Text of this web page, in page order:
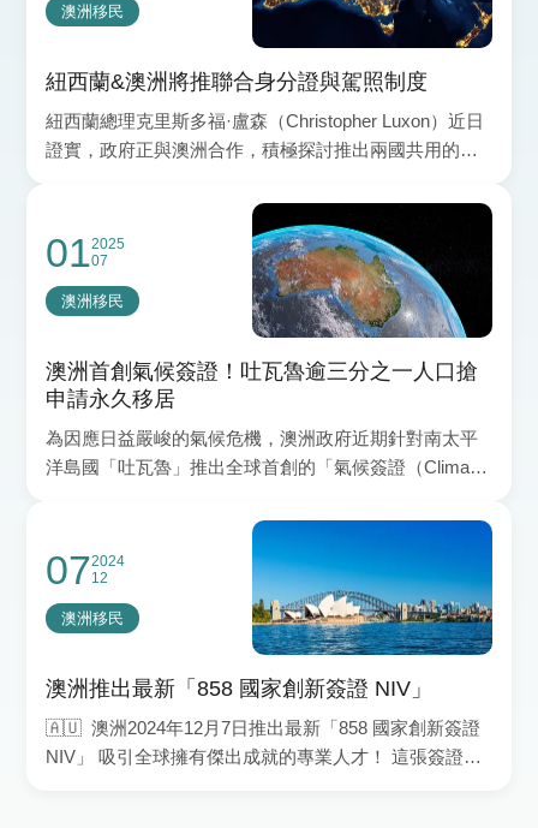
澳洲移民
紐西蘭&澳洲將推聯合身分證與駕照制度
紐西蘭總理克里斯多福·盧森（Christopher Luxon）近日
證實，政府正與澳洲合作，積極探討推出兩國共用的身
012025
07
澳洲移民
澳洲首創氣候簽證！吐瓦魯逾三分之一人口搶
申請永久移居
為因應日益嚴峻的氣候危機，澳洲政府近期針對南太平
洋島國「吐瓦魯」推出全球首創的「氣候簽證（Climate
072024
12
澳洲移民
澳洲推出最新「858 國家創新簽證 NIV」
🇦🇺 澳洲2024年12月7日推出最新「858 國家創新簽證
NIV」 吸引全球擁有傑出成就的專業人才！ 這張簽證取